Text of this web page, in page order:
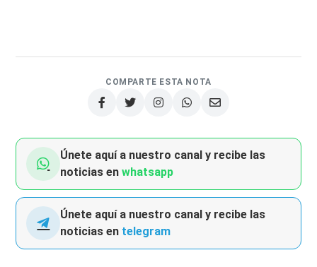
COMPARTE ESTA NOTA
Únete aquí a nuestro canal y recibe las
noticias enwhatsapp
Únete aquí a nuestro canal y recibe las
noticias en telegram